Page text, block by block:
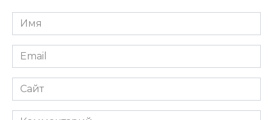
Имя
Email
Сайт
Комментарий